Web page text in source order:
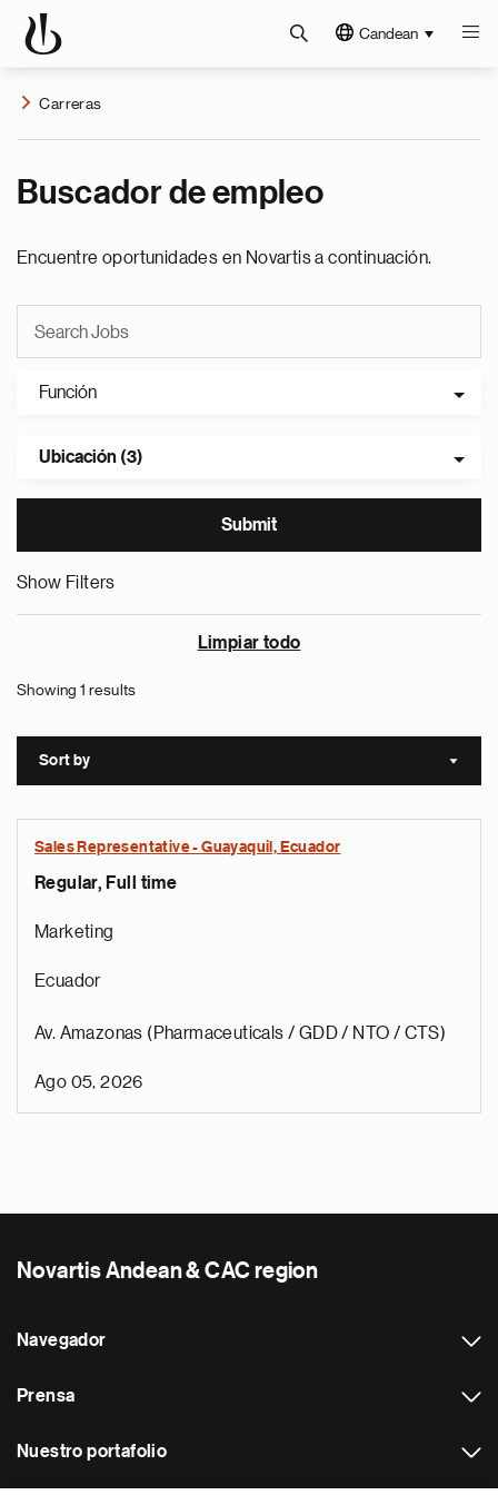
Candean
Carreras
Buscador de empleo
Encuentre oportunidades en Novartis a continuación.
Función
Ubicación (3)
Show Filters
Limpiar todo
Showing 1 results
Sort by Sort
Sales Representative - Guayaquil, Ecuador
Regular, Full time
Marketing
Ecuador
Av. Amazonas (Pharmaceuticals / GDD / NTO / CTS)
Ago 05, 2026
Novartis Andean & CAC region
Navegador
Prensa
Nuestro portafolio